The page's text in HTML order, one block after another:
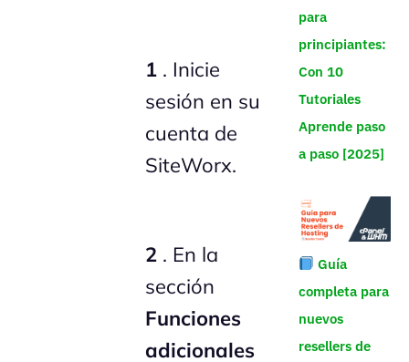
1 . Inicie
sesión en su
cuenta de
SiteWorx.
2 . En la
sección
Funciones
adicionales
para
principiantes:
Con 10
Tutoriales
Aprende paso
a paso [2025]
Guía
completa para
nuevos
resellers de